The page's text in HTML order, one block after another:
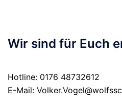
Wir sind für Euch
Hotline: 0176 48732612
E-Mail: